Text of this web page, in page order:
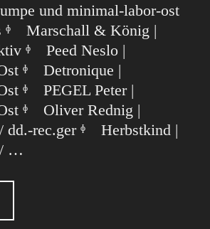
und minimal-labor-ost
ᶲ Marschall & König |
ᶲ Peed Neslo |
ᶲ Detronique |
ᶲ PEGEL Peter |
ᶲ Oliver Rednig |
dd.-rec.ger ᶲ Herbstkind |
/ …